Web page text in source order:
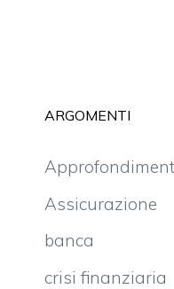
ARGOMENTI
Assicurazione
banca
crisi finanziaria